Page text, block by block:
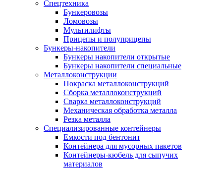
Спецтехника
Бункеровозы
Ломовозы
Мультилифты
Прицепы и полуприцепы
Бункеры-накопители
Бункеры накопители открытые
Бункеры накопители специальные
Металлоконструкции
Покраска металлоконструкций
Сборка металлоконструкций
Сварка металлоконструкций
Механическая обработка металла
Резка металла
Специализированные контейнеры
Емкости под бентонит
Контейнера для мусорных пакетов
Контейнеры-кюбель для сыпучих
материалов